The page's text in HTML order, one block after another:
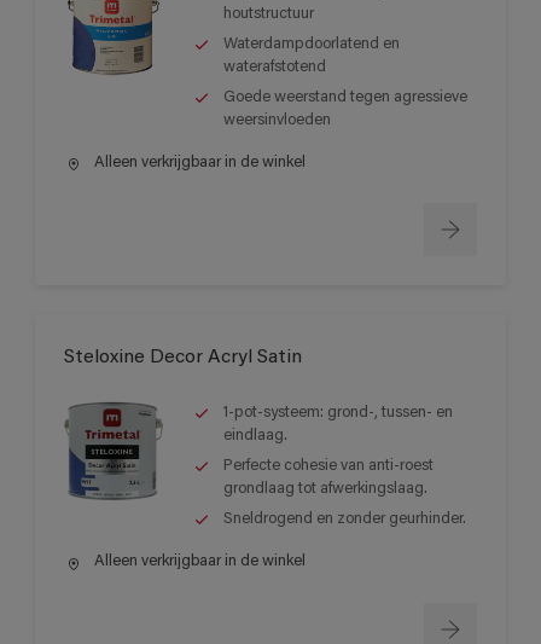
houtstructuur
Waterdampdoorlatend en
waterafstotend
Goede weerstand tegen agressieve
weersinvloeden
Alleen verkrijgbaar in de winkel
Steloxine Decor Acryl Satin
1-pot-systeem: grond-, tussen- en
eindlaag.
Perfecte cohesie van anti-roest
grondlaag tot afwerkingslaag.
Sneldrogend en zonder geurhinder.
Alleen verkrijgbaar in de winkel